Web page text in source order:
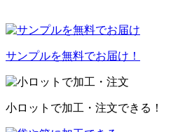
サンプルを無料でお届け！
小ロットで加工・注文できる！